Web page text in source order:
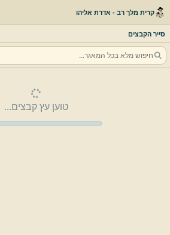
קרית מלך רב - אדרת אליהו
סייר הקבצים
טוען עץ קבצים...